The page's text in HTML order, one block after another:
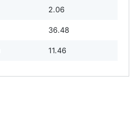
2.06
36.48
11.46